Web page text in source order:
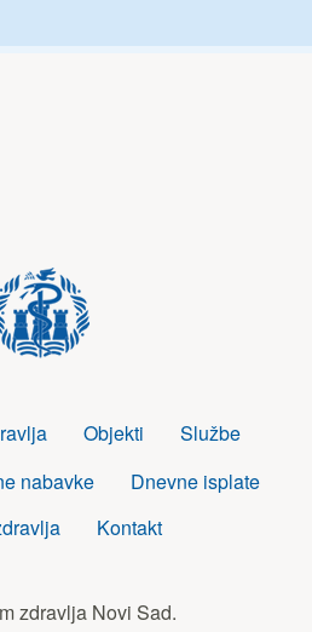
Objekti
Službe
nabavke
Dnevne isplate
Kontakt
zdravlja Novi Sad.